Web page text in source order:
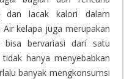
dan lacak kalori dalam
kelapa juga merupakan
bisa bervariasi dari satu
hanya menyebabkan
banyak mengkonsumsi